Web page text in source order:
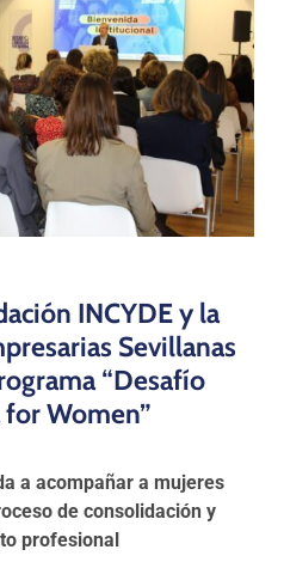
INCYDE y la
Sevillanas
“Desafío
Women”
a acompañar a mujeres
de consolidación y
profesional